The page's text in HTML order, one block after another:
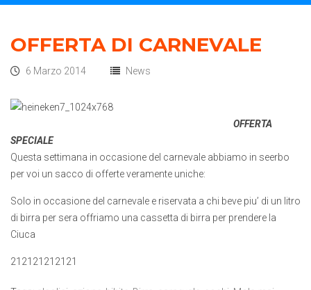
OFFERTA DI CARNEVALE
6 Marzo 2014 News
OFFERTA
SPECIALE
Questa settimana in occasione del carnevale abbiamo in seerbo
per voi un sacco di offerte veramente uniche:
Solo in occasione del carnevale e riservata a chi beve piu’ di un litro
di birra per sera offriamo una cassetta di birra per prendere la
Ciuca
212121212121